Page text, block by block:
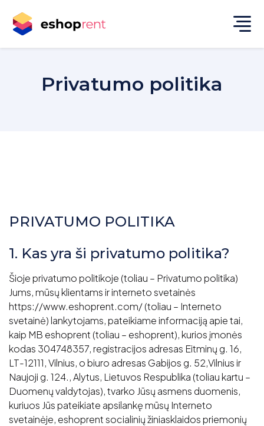
Privatumo politika
PRIVATUMO POLITIKA
1. Kas yra ši privatumo politika?
Šioje privatumo politikoje (toliau – Privatumo politika)
Jums, mūsų klientams ir interneto svetainės
https://www.eshoprent.com/ (toliau – Interneto
svetainė) lankytojams, pateikiame informaciją apie tai,
kaip MB eshoprent (toliau – eshoprent), kurios įmonės
kodas 304748357, registracijos adresas Eitminų g. 16,
LT-12111, Vilnius, o biuro adresas Gabijos g. 52,Vilnius ir
Naujoji g. 124., Alytus, Lietuvos Respublika (toliau kartu –
Duomenų valdytojas), tvarko Jūsų asmens duomenis,
kuriuos Jūs pateikiate apsilankę mūsų Interneto
svetainėje, eshoprent socialinių žiniasklaidos priemonių